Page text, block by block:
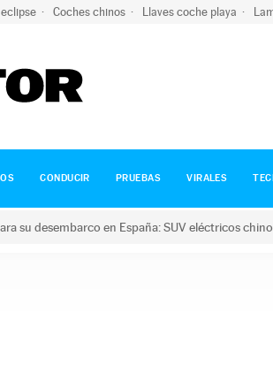
eclipse Coches chinos Llaves coche playa
CONDUCIR PRUEBAS VIRALES
su desembarco en España: SUV eléctricos